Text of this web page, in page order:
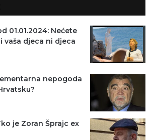
01.01.2024: Nećete
vaša djeca ni djeca
nepogoda
je Zoran Šprajc ex